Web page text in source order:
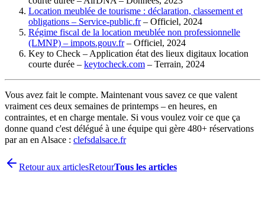
Location meublée de tourisme : déclaration, classement et
obligations – Service-public.fr– Officiel, 2024
Régime fiscal de la location meublée non professionnelle
(LMNP) – impots.gouv.fr– Officiel, 2024
Key to Check – Application état des lieux digitaux location
courte durée – keytocheck.com – Terrain, 2024
Vous avez fait le compte. Maintenant vous savez ce que valent
vraiment ces deux semaines de printemps – en heures, en
contraintes, et en charge mentale. Si vous voulez voir ce que ça
donne quand c'est délégué à une équipe qui gère 480+ réservations
par an en Alsace : clefsdalsace.fr
Retour aux articlesRetourTous les articles